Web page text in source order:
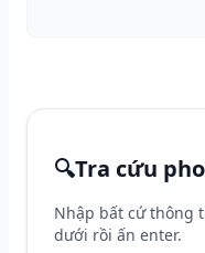
🔍Tra cứu
Nhập bất cứ thông
dưới rồi ấn enter.